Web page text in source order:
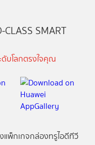
CLASS SMART
บโลกตรงใจคุณ
แพ็กเกจกล่องทรูไอดีทีวี